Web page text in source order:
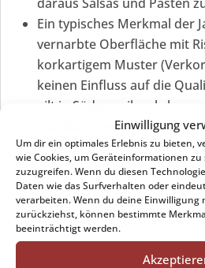
Einwilligung
Um dir ein optimales Erlebnis zu bieten,
wie Cookies, um Geräteinformationen
zuzugreifen. Wenn du diesen
Daten wie das Surfverhalten oder
verarbeiten. Wenn du deine
zurückziehst, können bestimmte
beeinträchtigt werden.
Ein typisches Merkmal der
vernarbte Oberfläche mit
korkartigem Muster
keinen Einfluss auf die
gilt in Südamerika als
Qualitätsmerkmal.
Weitere Informationen
Tipps & Tricks zur Pflege
bekommst duhier.